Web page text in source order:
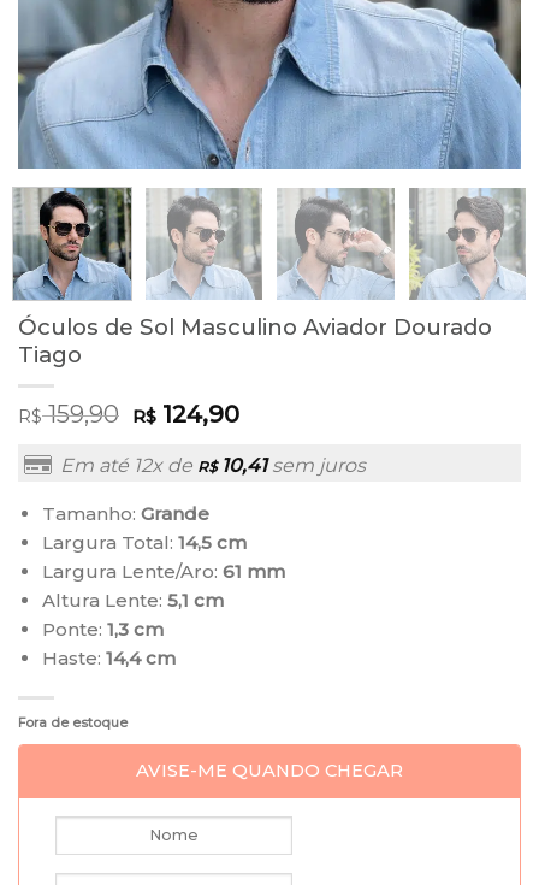
Óculos de Sol Masculino Aviador Dourado
Tiago
R$159,90 R$124,90
Em até 12x de R$10,41sem juros
Tamanho: Grande
Largura Total: 14,5 cm
Largura Lente/Aro: 61 mm
Altura Lente: 5,1 cm
Ponte: 1,3 cm
Haste: 14,4 cm
Fora de estoque
AVISE-ME QUANDO CHEGAR